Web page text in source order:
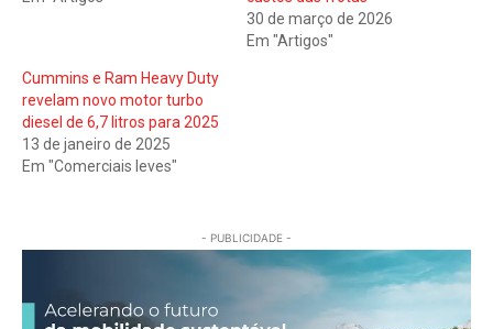
30 de março de 2026
Em "Artigos"
Cummins e Ram Heavy Duty
revelam novo motor turbo
diesel de 6,7 litros para 2025
13 de janeiro de 2025
Em "Comerciais leves"
- PUBLICIDADE -